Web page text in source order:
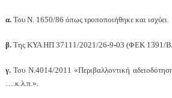
α.Του Ν. 1650/86 όπως τροποποιήθηκε και ισχύει.
β.Της ΚΥΑ ΗΠ 37111/2021/26-9-03 (ΦΕΚ 1391/
γ.Του Ν.4014/2011 «Περιβαλλοντική
….κ.λ.π.».